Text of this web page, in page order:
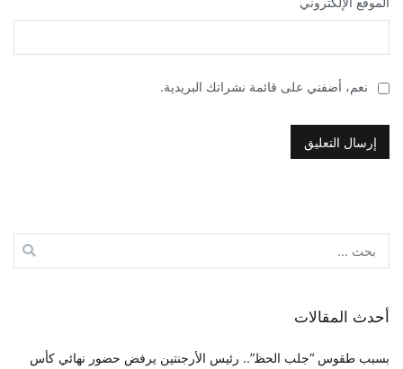
نعم، أضفني على قائمة نشراتك البريدية.
عن:
أحدث المقالات
بسبب طقوس “جلب الحظ”.. رئيس الأرجنتين يرفض حضور نهائي كأس